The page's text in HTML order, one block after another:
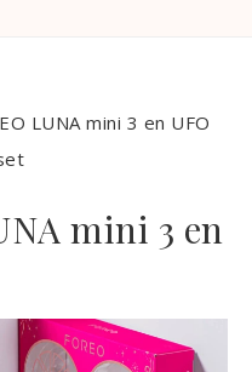
LUNA mini 3 en UFO
mini 3 en